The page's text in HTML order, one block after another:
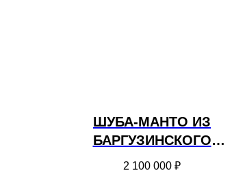
ШУБА-МАНТО ИЗ
БАРГУЗИНСКОГО
СОБОЛЯ ТРАНСФОРМЕР
2 100 000 ₽